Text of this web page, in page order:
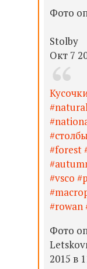
Фото
Окт 7
#forest
#vsco
#rowan
Фото
2015 в